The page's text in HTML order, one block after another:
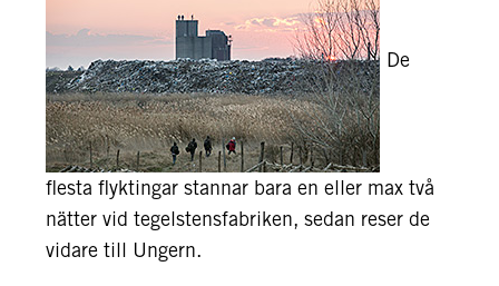
De
flesta flyktingar stannar bara en eller max två
nätter vid tegelstensfabriken, sedan reser de
vidare till Ungern.